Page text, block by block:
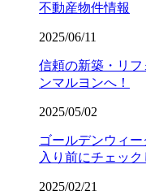
不動産物件情報
2025/06/11
信頼の新築・リ
ンマルヨンへ！
2025/05/02
ゴールデンウィ
入り前にチェッ
2025/02/21